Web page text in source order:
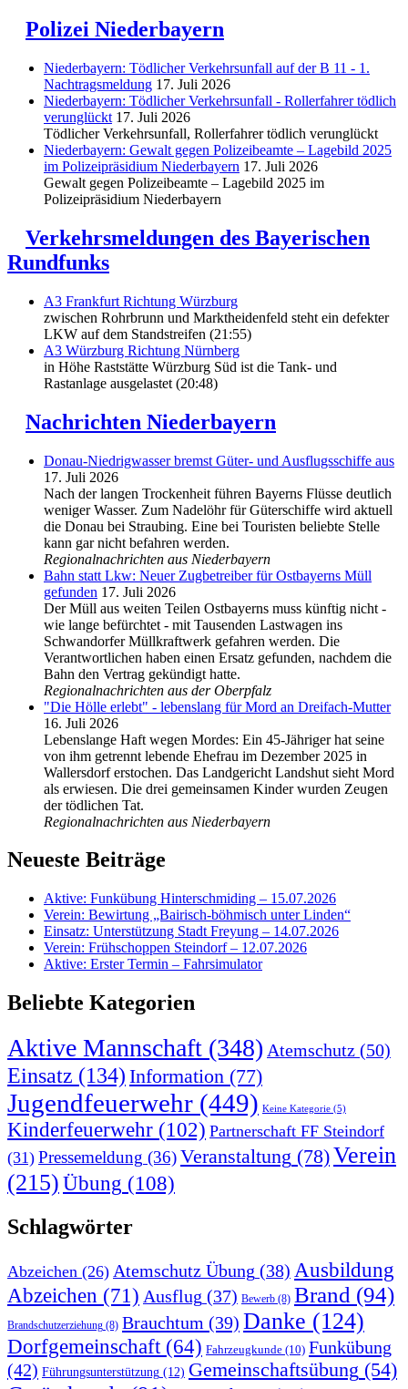
Polizei Niederbayern
Niederbayern: Tödlicher Verkehrsunfall auf der B 11 - 1.
Nachtragsmeldung 17. Juli 2026
Niederbayern: Tödlicher Verkehrsunfall - Rollerfahrer tödlich
verunglückt 17. Juli 2026
Tödlicher Verkehrsunfall, Rollerfahrer tödlich verunglückt
Niederbayern: Gewalt gegen Polizeibeamte – Lagebild 2025
im Polizeipräsidium Niederbayern 17. Juli 2026
Gewalt gegen Polizeibeamte – Lagebild 2025 im
Polizeipräsidium Niederbayern
Verkehrsmeldungen des Bayerischen
Rundfunks
A3 Frankfurt Richtung Würzburg
zwischen Rohrbrunn und Marktheidenfeld steht ein defekter
LKW auf dem Standstreifen (21:55)
A3 Würzburg Richtung Nürnberg
in Höhe Raststätte Würzburg Süd ist die Tank- und
Rastanlage ausgelastet (20:48)
Nachrichten Niederbayern
Donau-Niedrigwasser bremst Güter- und Ausflugsschiffe aus
17. Juli 2026
Nach der langen Trockenheit führen Bayerns Flüsse deutlich
weniger Wasser. Zum Nadelöhr für Güterschiffe wird aktuell
die Donau bei Straubing. Eine bei Touristen beliebte Stelle
kann gar nicht befahren werden.
Regionalnachrichten aus Niederbayern
Bahn statt Lkw: Neuer Zugbetreiber für Ostbayerns Müll
gefunden 17. Juli 2026
Der Müll aus weiten Teilen Ostbayerns muss künftig nicht -
wie lange befürchtet - mit Tausenden Lastwagen ins
Schwandorfer Müllkraftwerk gefahren werden. Die
Verantwortlichen haben einen Ersatz gefunden, nachdem die
Bahn den Vertrag gekündigt hatte.
Regionalnachrichten aus der Oberpfalz
"Die Hölle erlebt" - lebenslang für Mord an Dreifach-Mutter
16. Juli 2026
Lebenslange Haft wegen Mordes: Ein 45-Jähriger hat seine
von ihm getrennt lebende Ehefrau im Dezember 2025 in
Wallersdorf erstochen. Das Landgericht Landshut sieht Mord
als erwiesen. Die drei gemeinsamen Kinder wurden Zeugen
der tödlichen Tat.
Regionalnachrichten aus Niederbayern
Neueste Beiträge
Aktive: Funkübung Hinterschmiding – 15.07.2026
Verein: Bewirtung „Bairisch-böhmisch unter Linden“
Einsatz: Unterstützung Stadt Freyung – 14.07.2026
Verein: Frühschoppen Steindorf – 12.07.2026
Aktive: Erster Termin – Fahrsimulator
Beliebte Kategorien
Aktive Mannschaft (348) Atemschutz (50)
Einsatz (134) Information (77)
Jugendfeuerwehr (449) Keine Kategorie (5)
Kinderfeuerwehr (102) Partnerschaft FF Steindorf
(31) Pressemeldung (36)Veranstaltung (78)Verein
(215)Übung (108)
Schlagwörter
Abzeichen (26) Atemschutz Übung (38) Ausbildung
Abzeichen (71) Ausflug (37) Bewerb (8) Brand (94)
Brandschutzerziehung (8) Brauchtum (39) Danke (124)
Dorfgemeinschaft (64) Fahrzeugkunde (10) Funkübung
(42) Führungsunterstützung (12) Gemeinschaftsübung (54)